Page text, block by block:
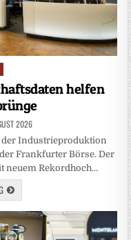
helfen
2026
der Industrieproduktion
Frankfurter Börse. Der
neuem Rekordhoch…